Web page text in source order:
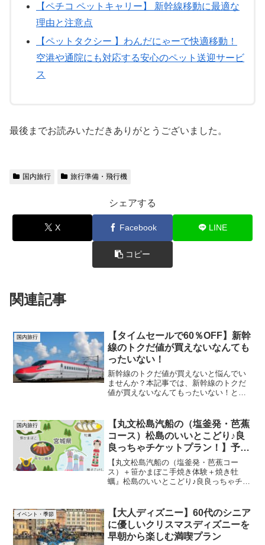
【ペチコ ペットキャリー】 新幹線移動に最適な
理由と注意点
【ペットタクシー 】わんだにゃーで快適移動！
空港や通院にも対応する安心のペット送迎サービ
ス
最後までお読みいただきありがとうございました。
国内旅行 旅行準備・飛行機
シェアする
X Facebook LINE
コピー
関連記事
国内旅行
【タイムセールで60％OFF】新幹
線のトクだ値が買えないなんても
ったいない！
新幹線のトクだ値が買えないと悩んでい
ませんか？本記事では、新幹線のトクだ
値が買えないなんてもったいない！と題
詳しく解説します。セールを使って6月の
秋田、山形、新潟へ行ってみませんか？
国内旅行
【丸文松島汽船の（塩釜発・芭蕉
コース）松島のいいとこどり♪良
良っちゃチケットプラン！】予約
方法はどうやるの？
【丸文松島汽船の（塩釜発・芭蕉コー
ス）＋笹かまぼこ手焼き体験＋焼き牡
蠣』松島のいいとこどり♪良良っちゃチケ
400円OFF。予約時に駐車場利用と伝える
と2時間無料です。出かける前にぜひチェ
ックしてください。
イベント・季節
【大人ディズニー】60代のシニア
に優しいクリスマスディズニーを
早朝から楽しむ満喫プラン